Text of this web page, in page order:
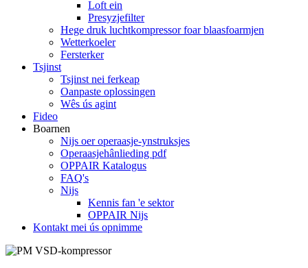
Loft ein
Presyzjefilter
Hege druk luchtkompressor foar blaasfoarmjen
Wetterkoeler
Fersterker
Tsjinst
Tsjinst nei ferkeap
Oanpaste oplossingen
Wês ús agint
Fideo
Boarnen
Nijs oer operaasje-ynstruksjes
Operaasjehânlieding pdf
OPPAIR Katalogus
FAQ's
Nijs
Kennis fan 'e sektor
OPPAIR Nijs
Kontakt mei ús opnimme